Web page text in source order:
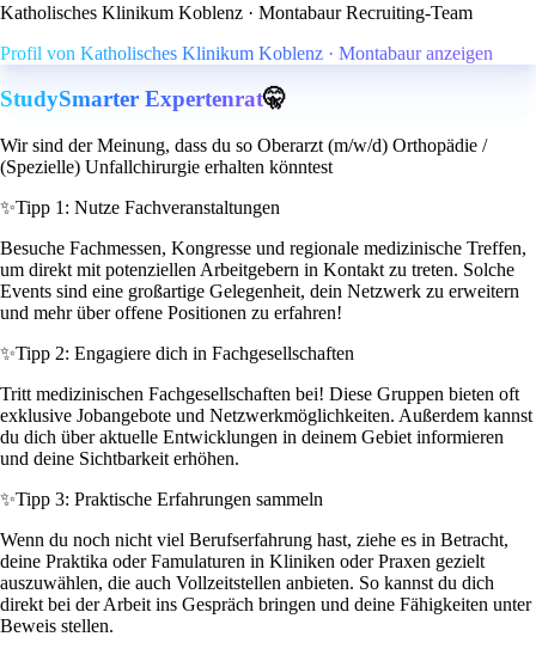
Katholisches Klinikum Koblenz · Montabaur Recruiting-Team
Profil von Katholisches Klinikum Koblenz · Montabaur anzeigen
StudySmarter Expertenrat🤫
Wir sind der Meinung, dass du so Oberarzt (m/w/d) Orthopädie /
(Spezielle) Unfallchirurgie erhalten könntest
✨Tipp 1: Nutze Fachveranstaltungen
Besuche Fachmessen, Kongresse und regionale medizinische Treffen,
um direkt mit potenziellen Arbeitgebern in Kontakt zu treten. Solche
Events sind eine großartige Gelegenheit, dein Netzwerk zu erweitern
und mehr über offene Positionen zu erfahren!
✨Tipp 2: Engagiere dich in Fachgesellschaften
Tritt medizinischen Fachgesellschaften bei! Diese Gruppen bieten oft
exklusive Jobangebote und Netzwerkmöglichkeiten. Außerdem kannst
du dich über aktuelle Entwicklungen in deinem Gebiet informieren
und deine Sichtbarkeit erhöhen.
✨Tipp 3: Praktische Erfahrungen sammeln
Wenn du noch nicht viel Berufserfahrung hast, ziehe es in Betracht,
deine Praktika oder Famulaturen in Kliniken oder Praxen gezielt
auszuwählen, die auch Vollzeitstellen anbieten. So kannst du dich
direkt bei der Arbeit ins Gespräch bringen und deine Fähigkeiten unter
Beweis stellen.